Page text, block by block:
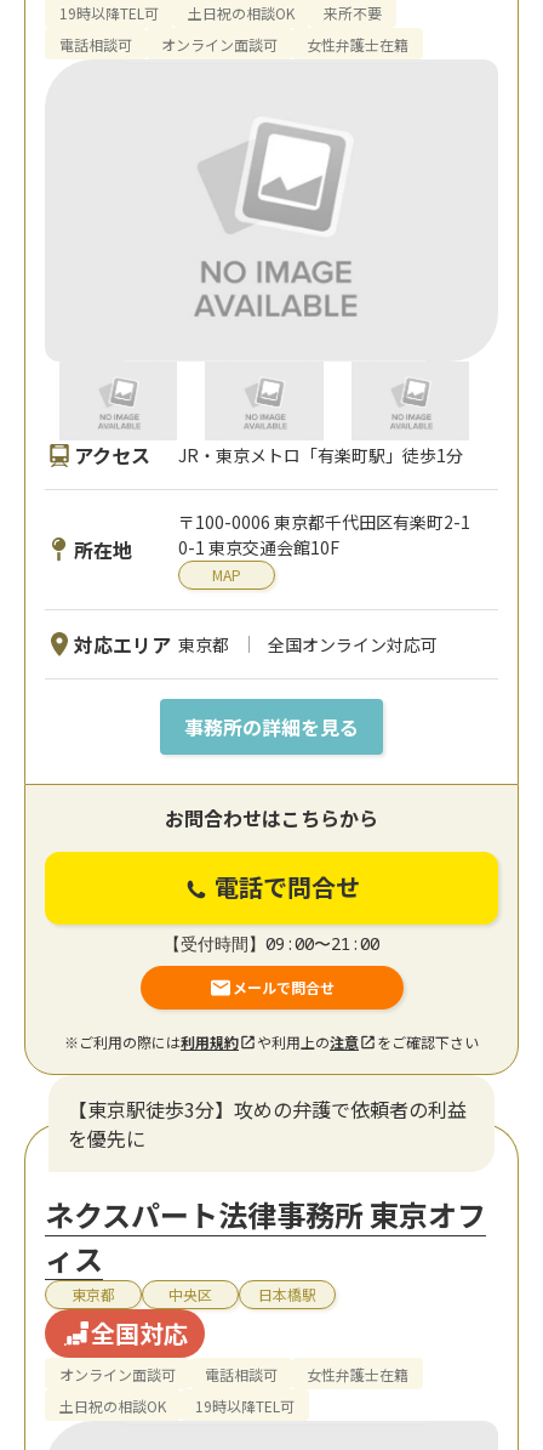
19時以降TEL可 土日祝の相談OK
来所不要
電話相談可
オンライン面談可 女性弁護士在籍
アクセス JR・東京メトロ「有楽町駅」徒歩1分
所在地
〒100-0006 東京都千代田区有楽町2-1
0-1 東京交通会館10F
MAP
対応エリア 東京都 全国オンライン対応可
事務所の詳細を見る
お問合わせはこちらから
電話で問合せ
【受付時間】09:00〜21:00
メールで問合せ
※ご利用の際には利用規約 や利用上の注意 をご確認下さい
【東京駅徒歩3分】攻めの弁護で依頼者の利益
を優先に
ネクスパート法律事務所 東京オフ
ィス
東京都 中央区 日本橋駅
全国対応
オンライン面談可 電話相談可
女性弁護士在籍
土日祝の相談OK
19時以降TEL可